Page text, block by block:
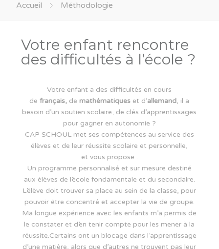
Accueil Méthodologie
Votre enfant rencontre
des difficultés à l’école ?
Votre enfant a des difficultés en cours
defrançais, de mathématiques et d’allemand, il a
besoin d’un soutien scolaire, de clés d’apprentissages
pour gagner en autonomie ?
CAP SCHOULmet ses compétences au service des
élèves et de leur réussite scolaire et personnelle,
et vous propose :
Un programme personnalisé et sur mesure destiné
aux élèves de l’école fondamentale et du secondaire.
L’élève doit trouver sa place au sein de la classe, pour
pouvoir être concentré et accepter la vie de groupe.
Ma longue expérience avec les enfants m’a permis de
le constater et d’en tenir compte pour les mener à la
réussite.Certains ont un blocage dans l’apprentissage
d’une matière, alors que d’autres ne trouvent pas leur